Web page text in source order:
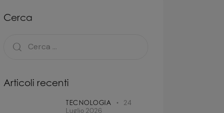
Cerca
Articoli recenti
TECNOLOGIA
24
Luglio 2026